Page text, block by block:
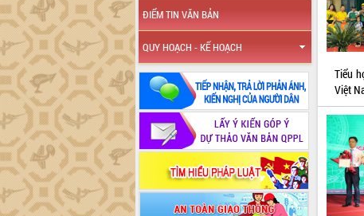
ĐIỂM TIN VĂN BẢN
QUY HOẠCH - KẾ HOẠCH
Tiểu
Việt